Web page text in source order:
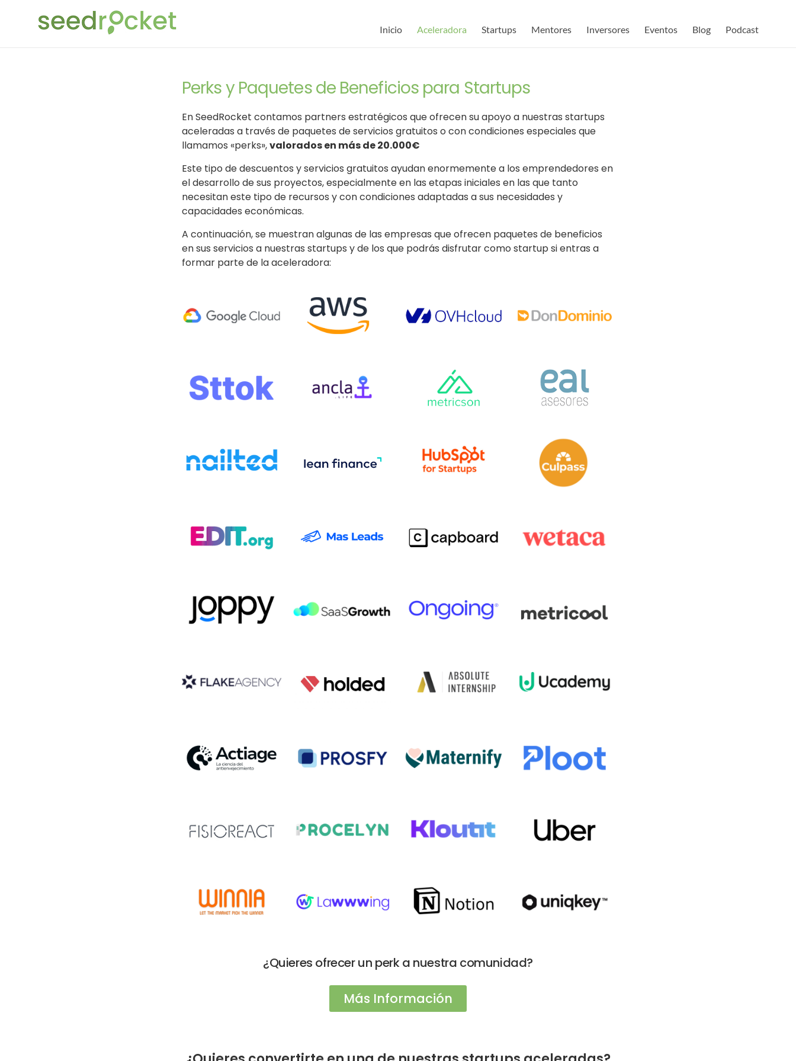
Inicio Aceleradora Startups Mentores Inversores Eventos Blog Podcast
Perks y Paquetes de Beneficios para Startups
En SeedRocket contamos partners estratégicos que ofrecen su apoyo a nuestras startups
aceleradas a través de paquetes de servicios gratuitos o con condiciones especiales que
llamamos «perks»,valorados en más de 20.000€
Este tipo de descuentos y servicios gratuitos ayudan enormemente a los emprendedores en
el desarrollo de sus proyectos, especialmente en las etapas iniciales en las que tanto
necesitan este tipo de recursos y con condiciones adaptadas a sus necesidades y
capacidades económicas.
A continuación, se muestran algunas de las empresas que ofrecen paquetes de beneficios
en sus servicios a nuestras startups y de los que podrás disfrutar como startup si entras a
formar parte de la aceleradora:
¿Quieres ofrecer un perk a nuestra comunidad?
Más Información